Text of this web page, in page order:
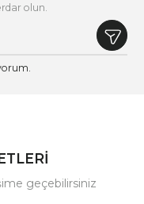
olun.
geçebilirsiniz